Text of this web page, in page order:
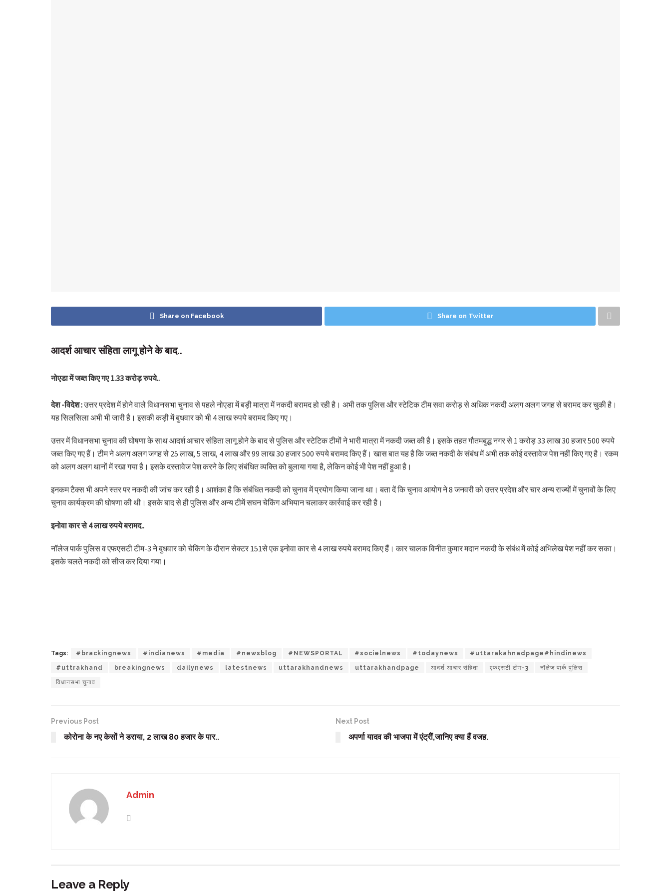
Share on Facebook Share on Twitter
आदर्श आचार संहिता लागू होने के बाद..
नोएडा में जब्त किए गए 1.33 करोड़ रुपये..
देश -विदेश :उत्तर प्रदेश में होने वाले विधानसभा चुनाव से पहले नोएडा में बड़ी मात्रा में नकदी बरामद हो रही है। अभी तक पुलिस और स्टेटिक टीम सवा करोड़ से अधिक नकदी अलग अलग जगह से बरामद कर चुकी है।
यह सिलसिला अभी भी जारी है। इसकी कड़ी में बुधवार को भी 4 लाख रुपये बरामद किए गए।
उत्तर में विधानसभा चुनाव की घोषणा के साथ आदर्श आचार संहिता लागू होने के बाद से पुलिस और स्टेटिक टीमों ने भारी मात्रा में नकदी जब्त की है। इसके तहत गौतमबुद्ध नगर से 1 करोड़ 33 लाख 30 हजार 500 रुपये
जब्त किए गए हैं। टीम ने अलग अलग जगह से 25 लाख, 5 लाख, 4 लाख और 99 लाख 30 हजार 500 रुपये बरामद किए हैं। खास बात यह है कि जब्त नकदी के संबंध में अभी तक कोई दस्तावेज पेश नहीं किए गए है। रकम
को अलग अलग थानों में रखा गया है। इसके दस्तावेज पेश करने के लिए संबंधित व्यक्ति को बुलाया गया है, लेकिन कोई भी पेश नहीं हुआ है।
इनकम टैक्स भी अपने स्तर पर नकदी की जांच कर रही है। आशंका है कि संबंधित नकदी को चुनाव में प्रयोग किया जाना था। बता दें कि चुनाव आयोग ने 8 जनवरी को उत्तर प्रदेश और चार अन्य राज्यों में चुनावों के लिए
चुनाव कार्यक्रम की घोषणा की थी। इसके बाद से ही पुलिस और अन्य टीमें सघन चेकिंग अभियान चलाकर कार्रवाई कर रही है।
इनोवा कार से 4 लाख रुपये बरामद..
नॉलेज पार्क पुलिस व एफएसटी टीम-3 ने बुधवार को चेकिंग के दौरान सेक्टर 151से एक इनोवा कार से 4 लाख रुपये बरामद किए हैं। कार चालक विनीत कुमार मदान नकदी के संबंध में कोई अभिलेख पेश नहीं कर सका।
इसके चलते नकदी को सीज कर दिया गया।
Tags: #brackingnews #indianews #media #newsblog #NEWSPORTAL #socielnews #todaynews #uttarakahnadpage#hindinews
#uttrakhand breakingnews dailynews latestnews uttarakhandnews uttarakhandpage आदर्श आचार संहिता एफएसटी टीम-3 नॉलेज पार्क पुलिस
विधानसभा चुनाव
Previous Post
कोरोना के नए केसों ने डराया, 2 लाख 80 हजार के पार..
Next Post
अपर्णा यादव की भाजपा में एंट्रीें,जानिए क्या हैं वजह.
Admin
Leave a Reply